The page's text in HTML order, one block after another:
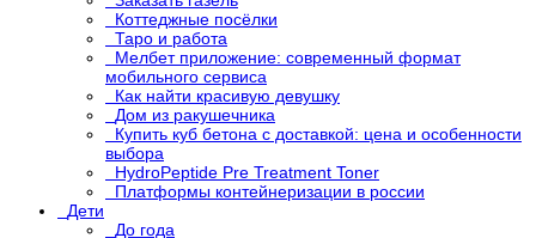
Коттеджные посёлки
Таро и работа
Мелбет приложение: современный формат
мобильного сервиса
Как найти красивую девушку
Дом из ракушечника
Купить куб бетона с доставкой: цена и особенности
выбора
HydroPeptide Pre Treatment Toner
Платформы контейнеризации в россии
Дети
До года